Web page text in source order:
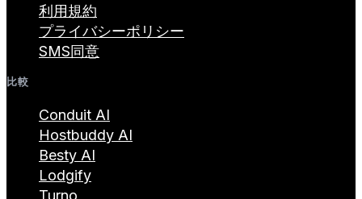
利用規約
プライバシーポリシー
SMS同意
比較
Conduit AI
Hostbuddy AI
Besty AI
Lodgify
Turno